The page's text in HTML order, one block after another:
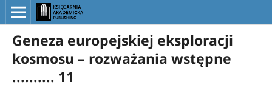
Geneza europejskiej eksploracji
kosmosu – rozważania wstępne
.......... 11